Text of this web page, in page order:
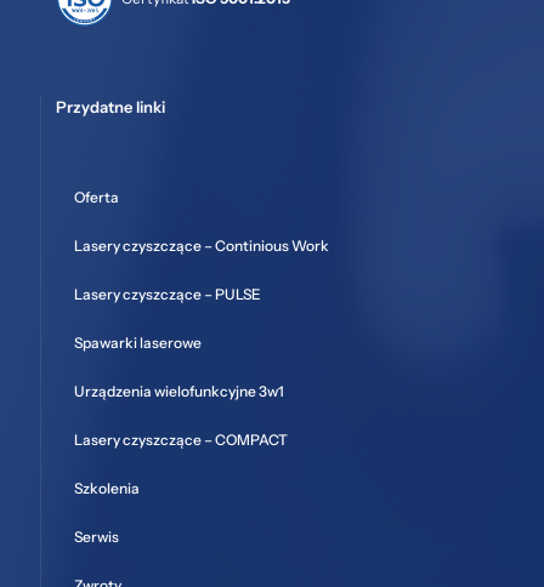
Przydatne linki
Oferta
Lasery czyszczące – Continious Work
Lasery czyszczące – PULSE
Spawarki laserowe
Urządzenia wielofunkcyjne 3w1
Lasery czyszczące – COMPACT
Szkolenia
Serwis